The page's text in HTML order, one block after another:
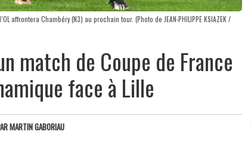
affrontera Chambéry (N3) au prochain tour. (Photo de JEAN-PHILIPPE KSIAZEK /
match de Coupe de France
face à Lille
MARTIN GABORIAU